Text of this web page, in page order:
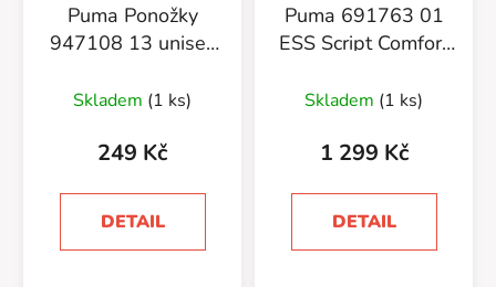
Puma Ponožky
947108 13 unisex
Skladem (1 ks)
249 Kč
DETAIL
Puma 691763 01
ESS Script Comfort
Skladem (1 ks)
1 299 Kč
DETAIL